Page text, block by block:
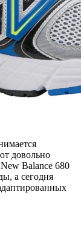
довольно
Balance 680
а сегодня